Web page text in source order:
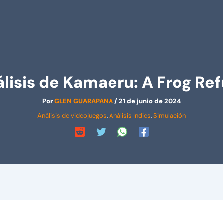
de Kamaeru: A Frog
PorGLEN GUARAPANA/21 de junio de 2024
Análisis de videojuegos,Análisis Indies,Simulación